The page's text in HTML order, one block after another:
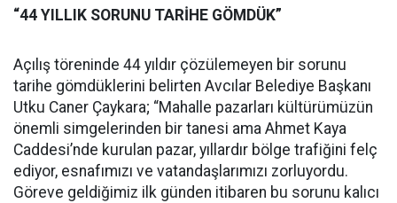
“44 YILLIK SORUNU TARİHE GÖMDÜK”
Açılış töreninde 44 yıldır çözülemeyen bir sorunu
tarihe gömdüklerini belirten Avcılar Belediye Başkanı
Utku Caner Çaykara; “Mahalle pazarları kültürümüzün
önemli simgelerinden bir tanesi ama Ahmet Kaya
Caddesi’nde kurulan pazar, yıllardır bölge trafiğini felç
ediyor, esnafımızı ve vatandaşlarımızı zorluyordu.
Göreve geldiğimiz ilk günden itibaren bu sorunu kalıcı